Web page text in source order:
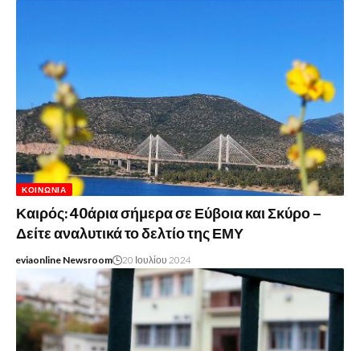
ΚΟΙΝΩΝΊΑ
Καιρός: 40άρια σήμερα σε Εύβοια και Σκύρο –
Δείτε αναλυτικά το δελτίο της ΕΜΥ
eviaonline Newsroom 20 Ιουλίου 2024